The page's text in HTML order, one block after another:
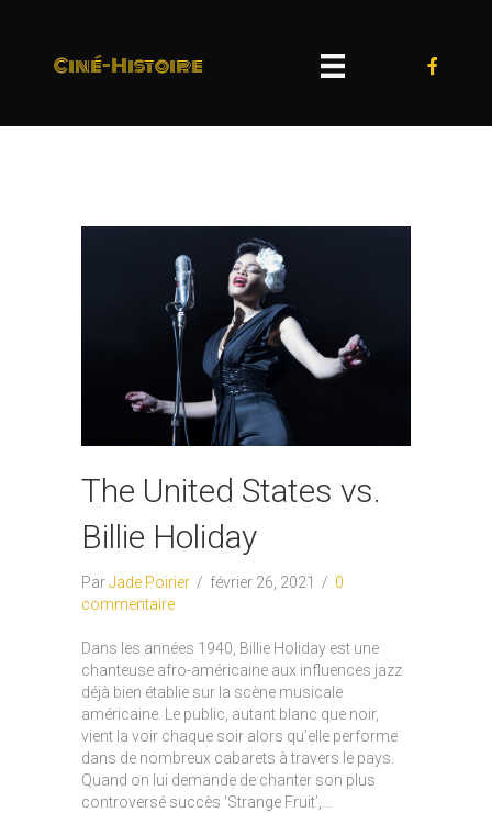
Ciné-Histoire
The United States vs.
Billie Holiday
ParJade Poirier / février 26, 2021 / 0
commentaire
Dans les années 1940, Billie Holiday est une
chanteuse afro-américaine aux influences jazz
déjà bien établie sur la scène musicale
américaine. Le public, autant blanc que noir,
vient la voir chaque soir alors qu’elle performe
dans de nombreux cabarets à travers le pays.
Quand on lui demande de chanter son plus
controversé succès ‘Strange Fruit’,…